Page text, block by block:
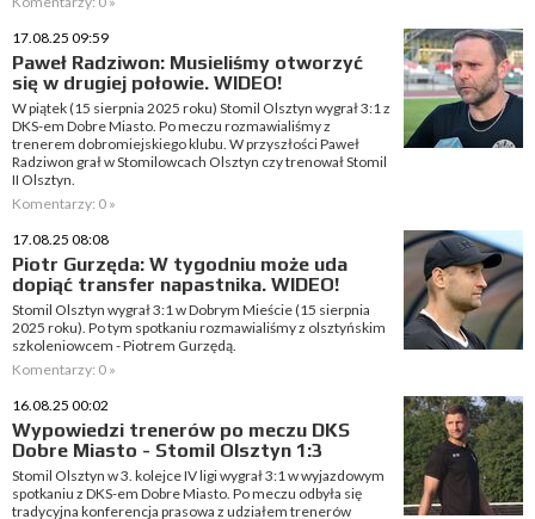
17.08.25 09:59
Paweł Radziwon: Musieliśmy otworzyć
się w drugiej połowie. WIDEO!
W piątek (15 sierpnia 2025 roku) Stomil Olsztyn wygrał 3:1 z
DKS-em Dobre Miasto. Po meczu rozmawialiśmy z
trenerem dobromiejskiego klubu. W przyszłości Paweł
Radziwon grał w Stomilowcach Olsztyn czy trenował Stomil
II Olsztyn.
Komentarzy: 0 »
17.08.25 08:08
Piotr Gurzęda: W tygodniu może uda
dopiąć transfer napastnika. WIDEO!
Stomil Olsztyn wygrał 3:1 w Dobrym Mieście (15 sierpnia
2025 roku). Po tym spotkaniu rozmawialiśmy z olsztyńskim
szkoleniowcem - Piotrem Gurzędą.
Komentarzy: 0 »
16.08.25 00:02
Wypowiedzi trenerów po meczu DKS
Dobre Miasto - Stomil Olsztyn 1:3
Stomil Olsztyn w 3. kolejce IV ligi wygrał 3:1 w wyjazdowym
spotkaniu z DKS-em Dobre Miasto. Po meczu odbyła się
tradycyjna konferencja prasowa z udziałem trenerów